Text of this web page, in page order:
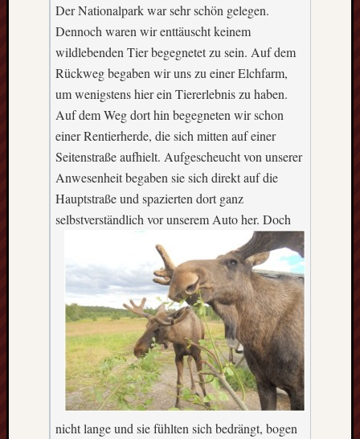
Der Nationalpark war sehr schön gelegen.
Dennoch waren wir enttäuscht keinem
wildlebenden Tier begegnetet zu sein. Auf dem
Rückweg begaben wir uns zu einer Elchfarm,
um wenigstens hier ein Tiererlebnis zu haben.
Auf dem Weg dort hin begegneten wir schon
einer Rentierherde, die sich mitten auf einer
Seitenstraße aufhielt. Aufgescheucht von unserer
Anwesenheit begaben sie sich direkt auf die
Hauptstraße und spazierten dort ganz
selbstverständlich vor unserem Auto her. Doch
nicht lange und sie fühlten sich bedrängt, bogen